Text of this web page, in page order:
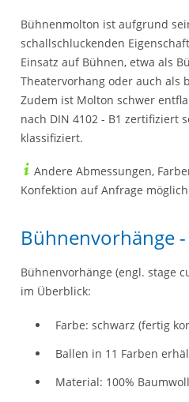
Bühnenmolton ist aufgrund
schallschluckenden
Einsatz auf Bühnen, etwa als
Theatervorhang oder auch als
Zudem ist Molton schwer
nach DIN 4102 - B1 zertifiziert
klassifiziert.
Andere Abmessungen,
Konfektion auf Anfrage
Bühnenvorhänge
Bühnenvorhänge (engl. stage
im Überblick:
Farbe: schwarz (fertig
Ballen in 11 Farben
Material: 100%